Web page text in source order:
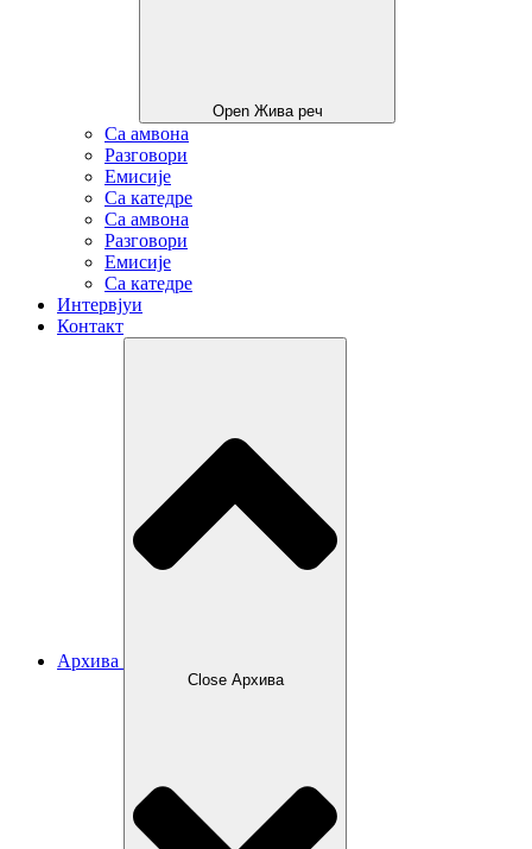
Open Жива реч
Са амвона
Разговори
Емисије
Са катедре
Са амвона
Разговори
Емисије
Са катедре
Интервјуи
Контакт
Архива
Close Архива